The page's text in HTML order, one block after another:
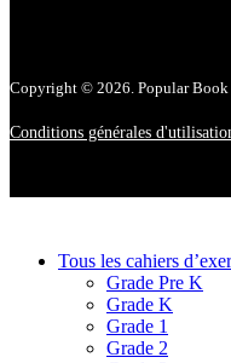
Copyright © 2026. Popular Book
Conditions générales
Tous les cahiers
Grade Pre K
Grade K
Grade 1
Grade 2